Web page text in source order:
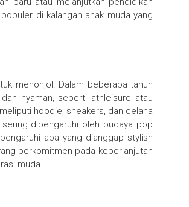
di kalangan anak muda yang
menonjol. Dalam beberapa tahun
nyaman, seperti athleisure atau
hoodie, sneakers, dan celana
dipengaruhi oleh budaya pop
apa yang dianggap stylish
berkomitmen pada keberlanjutan
muda.